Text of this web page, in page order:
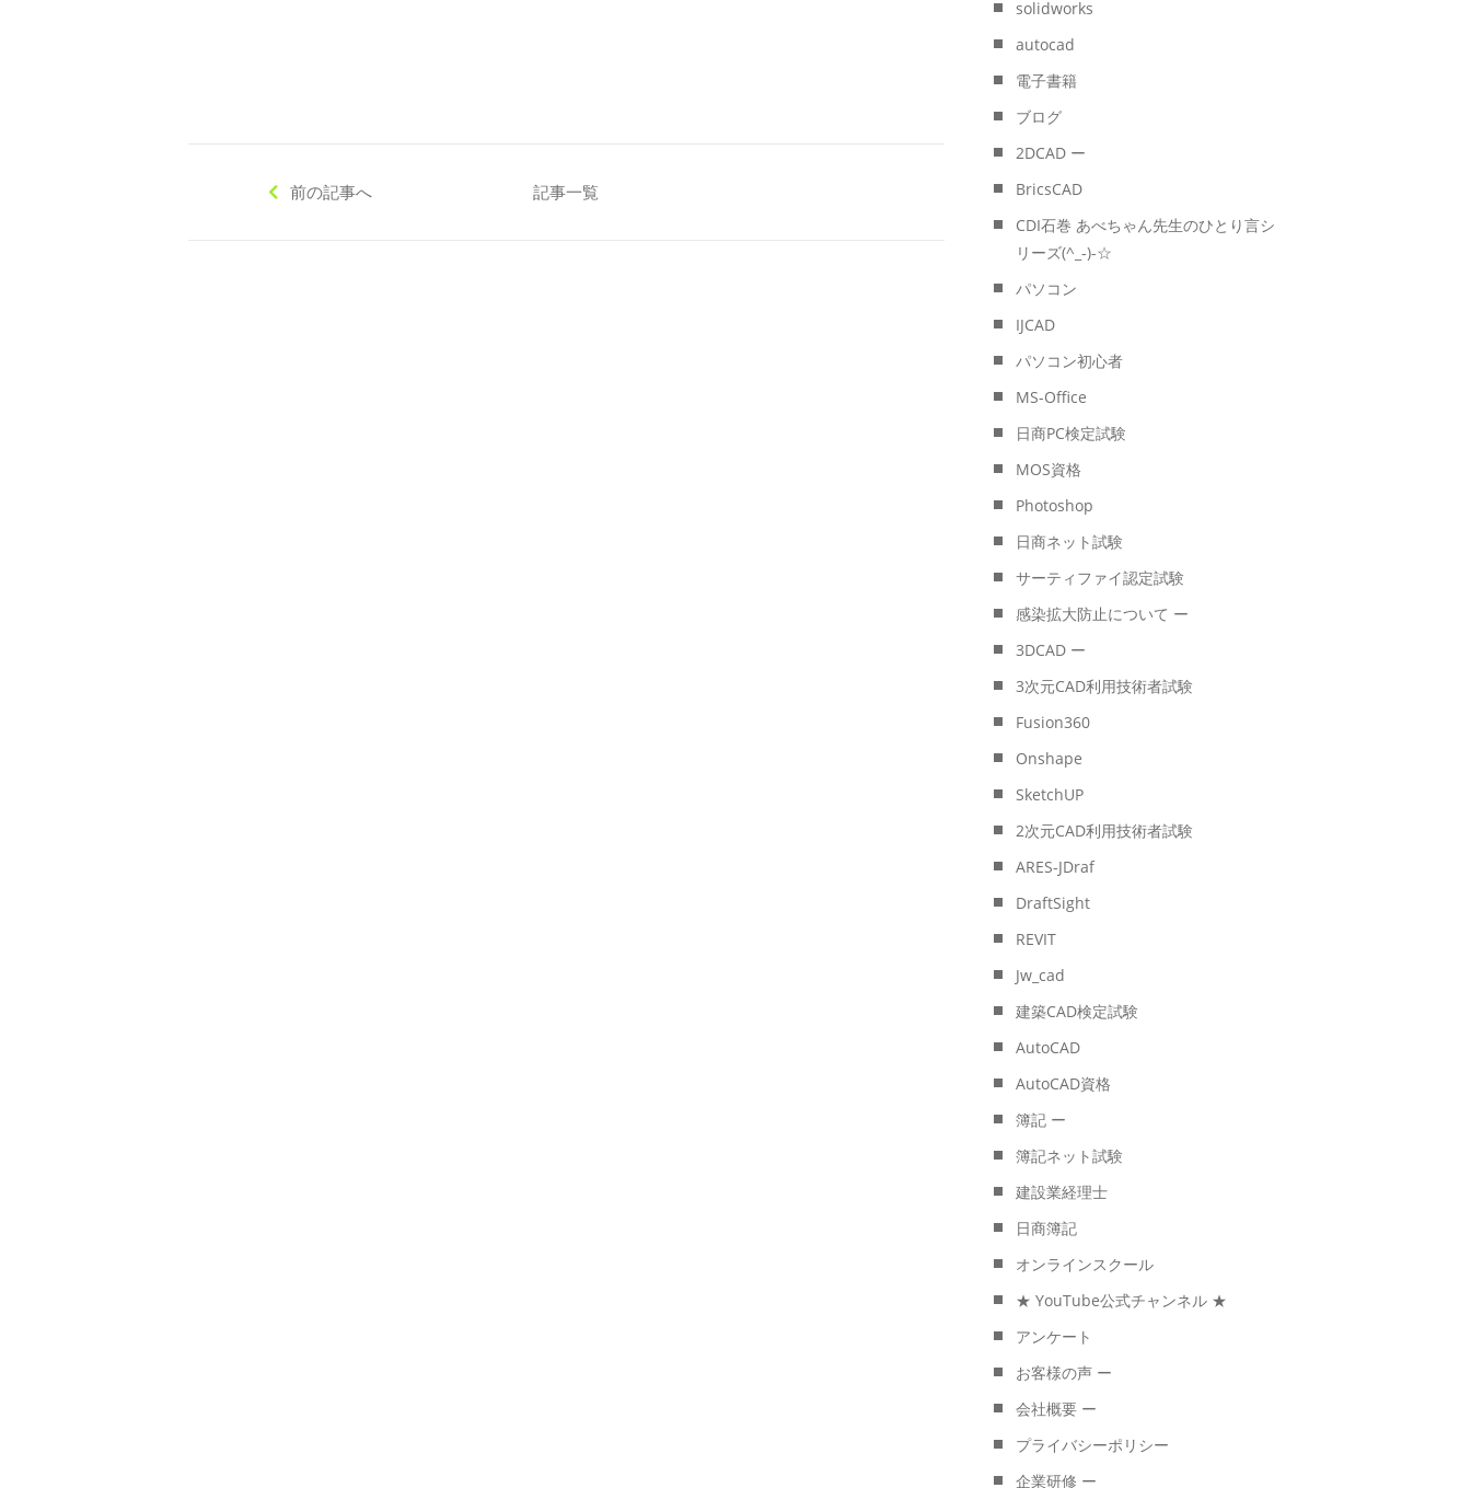
前の記事へ 記事一覧
solidworks
autocad
電子書籍
ブログ
2DCAD ー
BricsCAD
CDI石巻 あべちゃん先生のひとり言シ
リーズ(^_-)-☆
パソコン
IJCAD
パソコン初心者
MS-Office
日商PC検定試験
MOS資格
Photoshop
日商ネット試験
サーティファイ認定試験
感染拡大防止について ー
3DCAD ー
3次元CAD利用技術者試験
Fusion360
Onshape
SketchUP
2次元CAD利用技術者試験
ARES-JDraf
DraftSight
REVIT
Jw_cad
建築CAD検定試験
AutoCAD
AutoCAD資格
簿記 ー
簿記ネット試験
建設業経理士
日商簿記
オンラインスクール
★ YouTube公式チャンネル ★
アンケート
お客様の声 ー
会社概要 ー
プライバシーポリシー
企業研修 ー